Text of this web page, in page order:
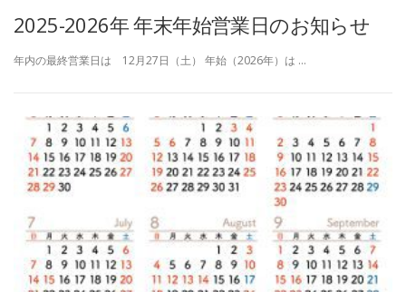
2025-2026年 年末年始営業日のお知らせ
年内の最終営業日は 12月27日（土） 年始（2026年）は …